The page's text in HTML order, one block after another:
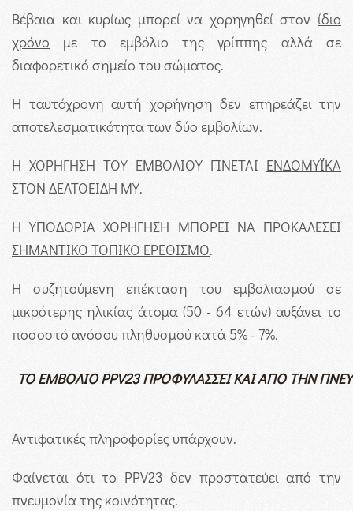
Βέβαια και κυρίως μπορεί να χορηγηθεί στον ίδιο
χρόνο με το εμβόλιο της γρίππης αλλά σε
διαφορετικό σημείο του σώματος.
Η ταυτόχρονη αυτή χορήγηση δεν επηρεάζει την
αποτελεσματικότητα των δύο εμβολίων.
Η ΧΟΡΗΓΗΣΗ ΤΟΥ ΕΜΒΟΛΙΟΥ ΓΙΝΕΤΑΙ ΕΝΔΟΜΥΪΚΑ
ΣΤΟΝ ΔΕΛΤΟΕΙΔΗ ΜΥ.
Η ΥΠΟΔΟΡΙΑ ΧΟΡΗΓΗΣΗ ΜΠΟΡΕΙ ΝΑ ΠΡΟΚΑΛΕΣΕΙ
ΣΗΜΑΝΤΙΚΟ ΤΟΠΙΚΟ ΕΡΕΘΙΣΜΟ.
Η συζητούμενη επέκταση του εμβολιασμού σε
μικρότερης ηλικίας άτομα (50 - 64 ετών) αυξάνει το
ποσοστό ανόσου πληθυσμού κατά 5% - 7%.
ΤΟ ΕΜΒΟΛΙΟPPV23 ΠΡΟΦΥΛΑΣΣΕΙ ΚΑΙ ΑΠΟ ΤΗΝ
Αντιφατικές πληροφορίες υπάρχουν.
Φαίνεται ότι το PPV23 δεν προστατεύει από την
πνευμονία της κοινότητας.